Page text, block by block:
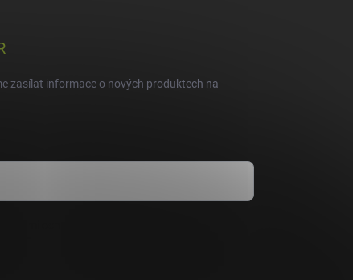
zasílat informace o nových produktech na